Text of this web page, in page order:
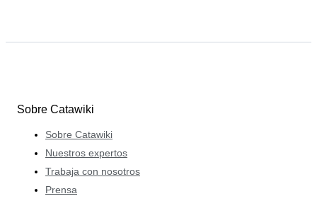
Sobre Catawiki
Sobre Catawiki
Nuestros expertos
Trabaja con nosotros
Prensa